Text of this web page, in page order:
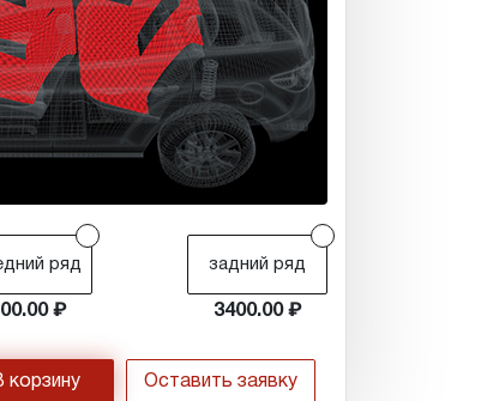
ряд задний ряд
3400.00
корзину Оставить заявку